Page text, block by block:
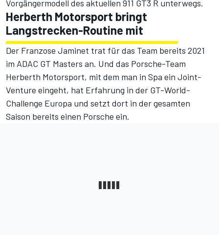
Vorgängermodell des aktuellen 911 GT3 R unterwegs.
Herberth Motorsport bringt
Langstrecken-Routine mit
Der Franzose Jaminet trat für das Team bereits 2021
im ADAC GT Masters an. Und das Porsche-Team
Herberth Motorsport, mit dem man in Spa ein Joint-
Venture eingeht, hat Erfahrung in der GT-World-
Challenge Europa und setzt dort in der gesamten
Saison bereits einen Porsche ein.